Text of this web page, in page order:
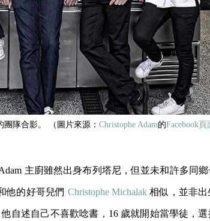
團隊合影。 （圖片來源： Christophe Adam的Facebook頁
主廚雖然出身布列塔尼，但並未和許多同
他的好哥兒們 Christophe Michalak相似，並非出
自述自己不喜歡唸書，16 歲就開始當學徒，